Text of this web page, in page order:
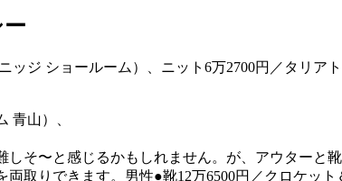
そ〜と感じるかもしれません。が、アウターと
取りできます。男性●靴12万6500円／クロケッ